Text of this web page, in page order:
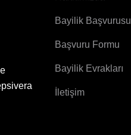
Bayilik Başvurusu
Başvuru Formu
Bayilik Evrakları
İletişim